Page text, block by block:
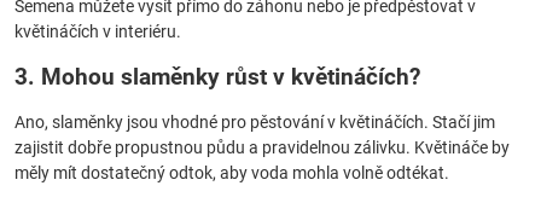
Semena můžete vysít přímo do záhonu nebo je předpěstovat v
květináčích v interiéru.
3. Mohou slaměnky růst v květináčích?
Ano, slaměnky jsou vhodné pro pěstování v květináčích. Stačí jim
zajistit dobře propustnou půdu a pravidelnou zálivku. Květináče by
měly mít dostatečný odtok, aby voda mohla volně odtékat.